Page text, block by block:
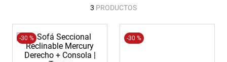
3 PRODUCTOS
-30 % -30 %
zapatera
cama